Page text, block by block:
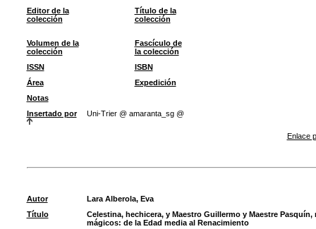
Editor de la
colección
Título de la
colección
Volumen de la
colección
Fascículo de
la colección
ISSN
ISBN
Área
Expedición
Notas
Insertado por
Uni-Trier @ amaranta_sg @
Enlace
Autor
Lara Alberola, Eva
Título
Celestina, hechicera, y Maestro Guillermo y Maestre
mágicos: de la Edad media al Renacimiento